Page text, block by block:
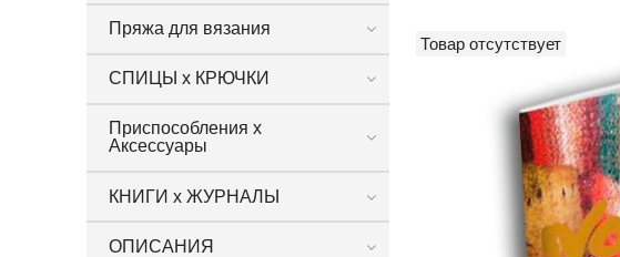
Товар отсутствует
Пряжа для вязания
СПИЦЫ х КРЮЧКИ
Приспособления х
Аксессуары
КНИГИ х ЖУРНАЛЫ
ОПИСАНИЯ